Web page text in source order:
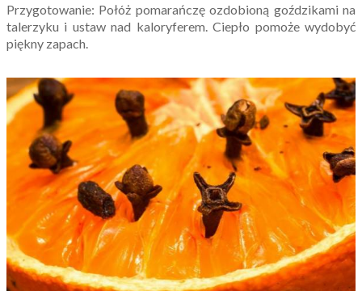
Przygotowanie: Połóż pomarańczę ozdobioną goździkami na
talerzyku i ustaw nad kaloryferem. Ciepło pomoże wydobyć
piękny zapach.